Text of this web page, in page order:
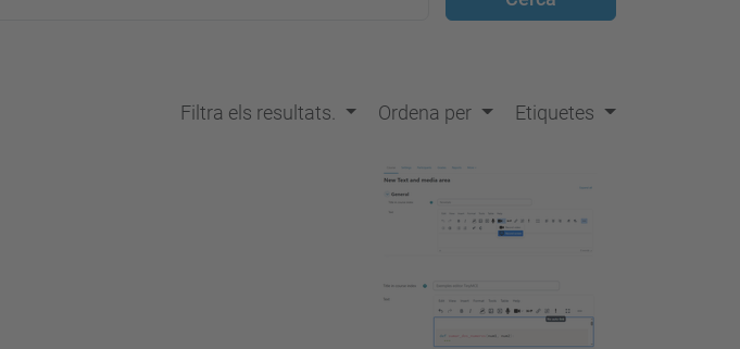
Filtra els resultats. Ordena per Etiquetes